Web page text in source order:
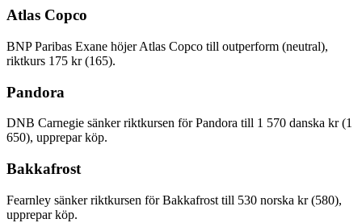
Atlas Copco
BNP Paribas Exane höjer Atlas Copco till outperform (neutral),
riktkurs 175 kr (165).
Pandora
DNB Carnegie sänker riktkursen för Pandora till 1 570 danska kr (1
650), upprepar köp.
Bakkafrost
Fearnley sänker riktkursen för Bakkafrost till 530 norska kr (580),
upprepar köp.